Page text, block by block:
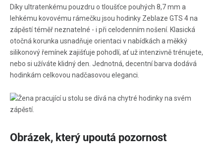
Díky ultratenkému pouzdru o tloušťce pouhých 8,7 mm a
lehkému kovovému rámečku jsou hodinky Zeblaze GTS 4 na
zápěstí téměř neznatelné - i při celodenním nošení. Klasická
otočná korunka usnadňuje orientaci v nabídkách a měkký
silikonový řemínek zajišťuje pohodlí, ať už intenzivně trénujete,
nebo si užíváte klidný den. Jednotná, decentní barva dodává
hodinkám celkovou nadčasovou eleganci.
Obrázek, který upoutá pozornost